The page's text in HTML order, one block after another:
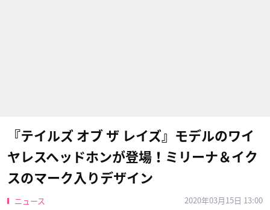
『テイルズ オブ ザ レイズ』モデルのワイ
ヤレスヘッドホンが登場！ミリーナ＆イク
スのマーク入りデザイン
ニュース 2020年03月15日 13:00